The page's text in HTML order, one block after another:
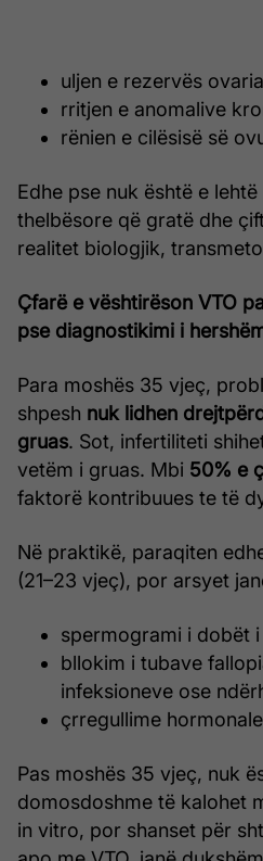
uljen e rezervës
rritjen e anomalive
rënien e cilësisë së
Edhe pse nuk është e lehtë
thelbësore që gratë dhe
realitet biologjik,
Çfarë e vështirëson VTO
pse diagnostikimi i
Para moshës 35 vjeç,
shpesh nuk lidhen
gruas. Sot, infertiliteti
vetëm i gruas. Mbi 50% e
faktorë kontribuues te të
Në praktikë, paraqiten
(21–23 vjeç), por arsyet
spermogrami i dobët
bllokim i tubave
infeksioneve ose
çrregullime
Pas moshës 35 vjeç, nuk
domosdoshme të kalohet
in vitro, por shanset për